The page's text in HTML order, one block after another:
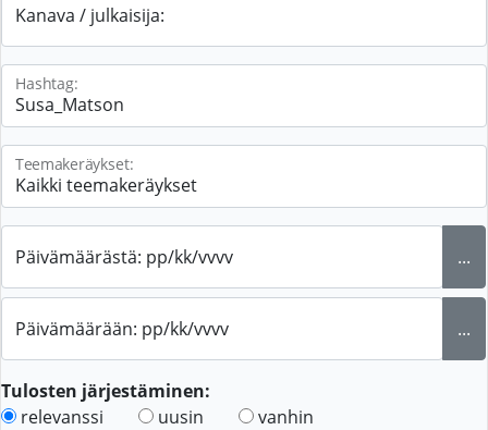
Kanava / julkaisija:
Hashtag:
Teemakeräykset:
Päivämäärästä: pp/kk/vvvv ...
Päivämäärään: pp/kk/vvvv ...
Tulosten järjestäminen:
relevanssi
uusin vanhin